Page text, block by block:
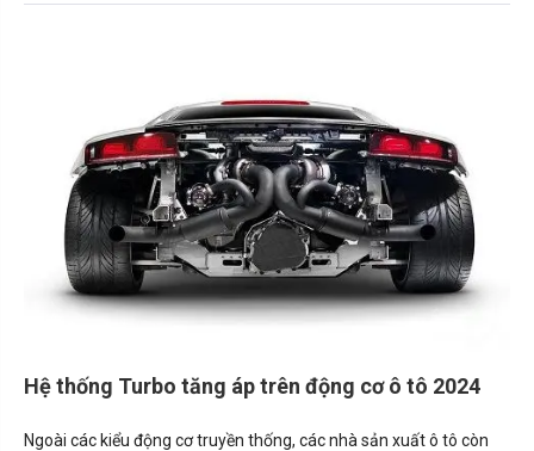
Hệ thống Turbo tăng áp trên động cơ ô tô 2024
Ngoài các kiểu động cơ truyền thống, các nhà sản xuất ô tô còn